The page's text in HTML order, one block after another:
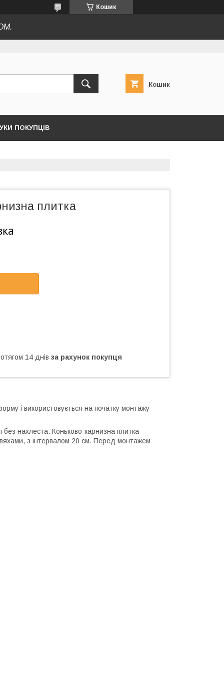
Кошик
Кошик
ПОКУПЦІВ
плитка
14 днів за рахунок покупця
і використовується на початку монтажу
нахлеста. Коньково-карнизна плитка
з інтервалом 20 см. Перед монтажем